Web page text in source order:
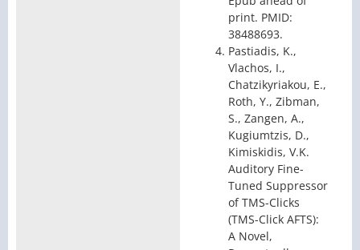
print. PMID:
38488693.
Pastiadis, K.,
Vlachos, I.,
Chatzikyriakou, E.,
Roth, Y., Zibman,
S., Zangen, A.,
Kugiumtzis, D.,
Kimiskidis, V.K.
Auditory Fine-
Tuned Suppressor
of TMS-Clicks
(TMS-Click AFTS):
A Novel,